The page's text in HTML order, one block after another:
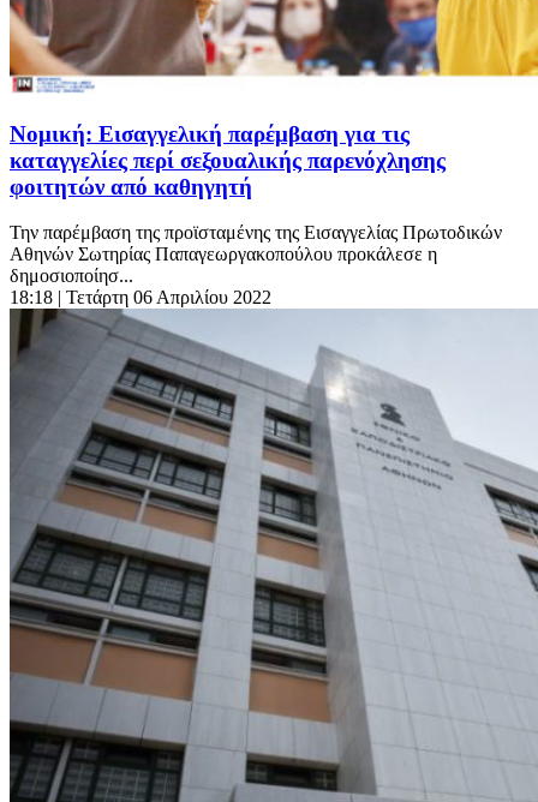
Νομική: Εισαγγελική παρέμβαση για τις
καταγγελίες περί σεξουαλικής παρενόχλησης
φοιτητών από καθηγητή
Την παρέμβαση της προϊσταμένης της Εισαγγελίας Πρωτοδικών
Αθηνών Σωτηρίας Παπαγεωργακοπούλου προκάλεσε η
δημοσιοποίησ...
18:18 | Τετάρτη 06 Απριλίου 2022